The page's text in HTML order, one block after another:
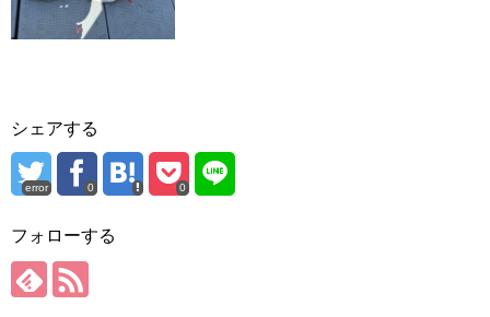
シェアする
error 0 0
フォローする